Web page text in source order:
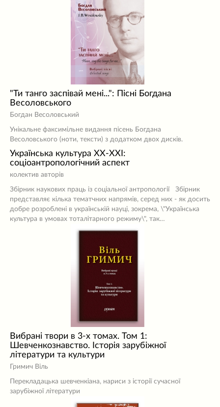
"Ти танго заспівай мені...": Пісні Богдана
Весоловського
Богдан Весоловський
Унікальне факсимільне видання пісень Богдана
Весоловського (ноти, тексти) з додатком двох дисків.
Українська культура ХХ-ХХІ:
соціоантропологічний аспект
колектив авторів
Збірник наукових праць із соціальної антропології Збірник
представляє кілька тематчних напрямів, серед них - як досить
добре розроблені в українській науці, зокрема, \"Українська
культура в умовах тоталітарного режиму\", так…
Вибрані твори в 3-х томах. Том 1:
Шевченкознавство. Історія зарубіжної
літератури та культури
Гримич Віль
Перекладацька шевченкіана, нариси з історії сучасної
зарубіжної літератури